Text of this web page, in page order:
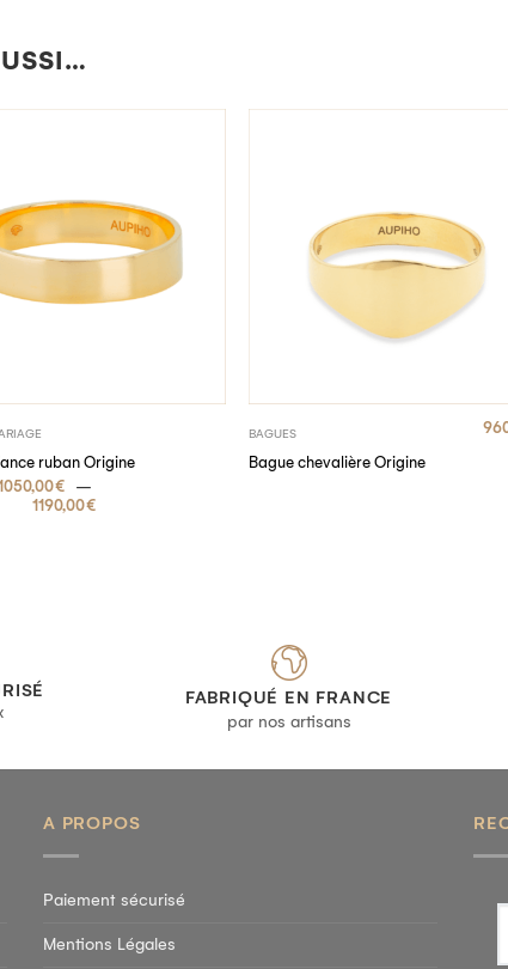
ruban Origine
€ –
1190,00€
BAGUES
Bague chevalière Origine
FABRIQUÉ EN FRANCE
par nos artisans
A PROPOS
Paiement sécurisé
Mentions Légales